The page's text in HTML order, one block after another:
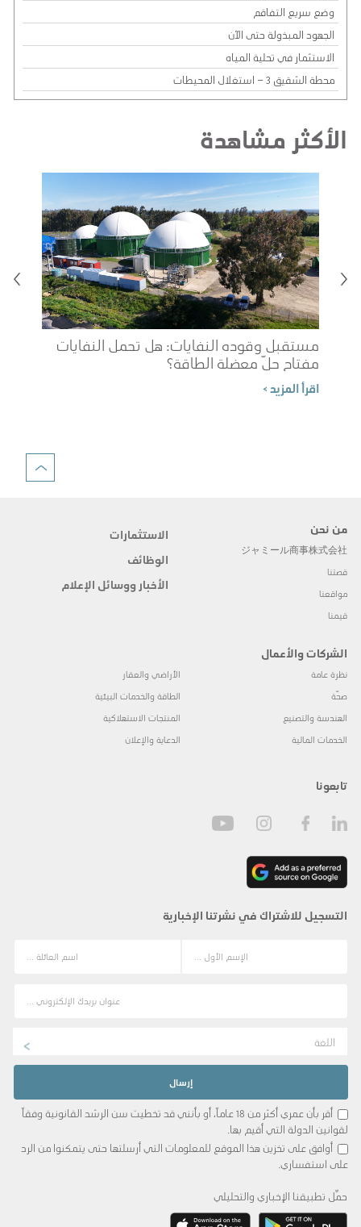
وضع سريع التفاقم
الجهود المبذولة حتى الآن
الاستثمار في تحلية المياه
محطة الشقيق 3 – استغلال المحيطات
الأكثر مشاهدة
مستقبل وقوده النفايات: هل تحمل النفايات
مفتاح حلّ معضلة الطاقة؟
اقرأ المزيد >
من نحن
ジャミール商事株式会社
قصتنا
مواقعنا
قيمنا
الاستثمارات
الوظائف
الأخبار ووسائل الإعلام
الشركات والأعمال
نظرة عامة
صحّة
الهندسة والتصنيع
الخدمات المالية
الأراضي والعقار
الطاقة والخدمات البيئية
المنتجات الاستهلاكية
الدعاية والإعلان
تابعونا
التسجيل للاشتراك في نشرتنا الإخبارية
اللغة
أقر بأن عمري أكثر من 18 عاماً، أو بأنني قد تخطيت سن الرشد القانونية وفقاً
لقوانين الدولة التي أقيم بها.
أوافق على تخزين هذا الموقع للمعلومات التي أرسلتها حتى يتمكنوا من الرد
على استفساري.
حمِّل تطبيقنا الإخباري والتحليلي